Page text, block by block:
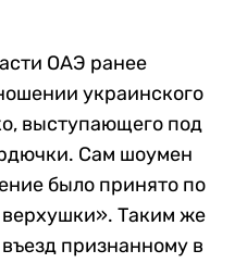
ОАЭ ранее
украинского
выступающего под
Сам шоумен
было принято по
Таким же
признанному в